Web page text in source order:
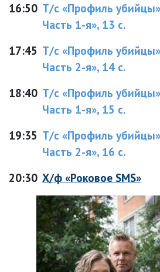
16:50 Т/с «Профиль
Часть 1-я», 13 с.
17:45 Т/с «Профиль
Часть 2-я», 14 с.
18:40 Т/с «Профиль
Часть 1-я», 15 с.
19:35 Т/с «Профиль
Часть 2-я», 16 с.
20:30 Х/ф «Роковое SMS»